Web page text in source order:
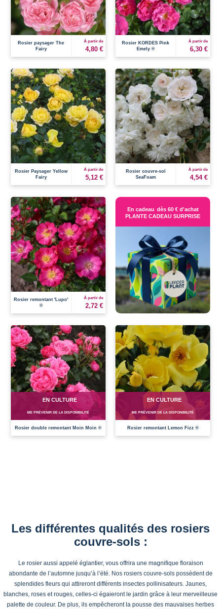
Rosier paysager The
Fairy
À partir de
4,80 €
Rosier KORDES Pink
Emely ®
À partir de
6,30 €
Rosier Paysager Yellow
Fairy
À partir de
5,12 €
Rosier couvre-sol
SeaFoam
À partir de
4,54 €
Rosier remontant 'Lupo'
®
À partir de
2,72 €
En cadeau dès 60 € d'achat
PLANTE CADEAU SURPRISE
EN CULTURE
ME PRÉVENIR DE LA DISPONIBILITÉ
Rosier double remontant Moin Moin ®
EN CULTURE
ME PRÉVENIR DE LA DISPONIBILITÉ
Rosier remontant Lemon Fizz ®
Les différentes qualités des rosiers
couvre-sols :
Le rosier aussi appelé églantier, vous offrira une magnifique floraison
abondante de l’automne jusqu’à l’été. Nos rosiers couvre-sols possèdent de
splendides fleurs qui attireront différents insectes pollinisateurs. Jaunes,
blanches, roses et rouges, celles-ci égaieront le jardin grâce à leur merveilleuse
palette de couleur. De plus, ils empêcheront la pousse des mauvaises herbes